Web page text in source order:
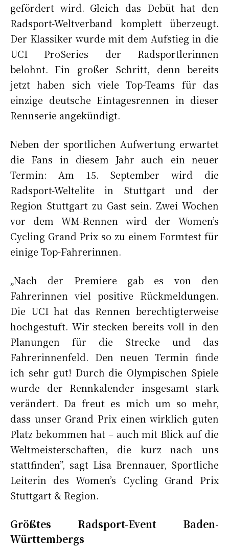
gefördert wird. Gleich das Debüt hat den
Radsport-Weltverband komplett überzeugt.
Der Klassiker wurde mit dem Aufstieg in die
UCI ProSeries der Radsportlerinnen
belohnt. Ein großer Schritt, denn bereits
jetzt haben sich viele Top-Teams für das
einzige deutsche Eintagesrennen in dieser
Rennserie angekündigt.
Neben der sportlichen Aufwertung erwartet
die Fans in diesem Jahr auch ein neuer
Termin: Am 15. September wird die
Radsport-Weltelite in Stuttgart und der
Region Stuttgart zu Gast sein. Zwei Wochen
vor dem WM-Rennen wird der Women’s
Cycling Grand Prix so zu einem Formtest für
einige Top-Fahrerinnen.
„Nach der Premiere gab es von den
Fahrerinnen viel positive Rückmeldungen.
Die UCI hat das Rennen berechtigterweise
hochgestuft. Wir stecken bereits voll in den
Planungen für die Strecke und das
Fahrerinnenfeld. Den neuen Termin finde
ich sehr gut! Durch die Olympischen Spiele
wurde der Rennkalender insgesamt stark
verändert. Da freut es mich um so mehr,
dass unser Grand Prix einen wirklich guten
Platz bekommen hat – auch mit Blick auf die
Weltmeisterschaften, die kurz nach uns
stattfinden”, sagt Lisa Brennauer, Sportliche
Leiterin des Women’s Cycling Grand Prix
Stuttgart & Region.
Größtes Radsport-Event Baden-
Württembergs